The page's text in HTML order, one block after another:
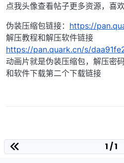
点我头像查看帖子更多资源，喜
伪装压缩包链接： https://
解压教程和解压软件链接
https://pan.quark.cn/s/
动画片就是伪装压缩包，解压密
和软件下载第二个下载链接
1 / 1